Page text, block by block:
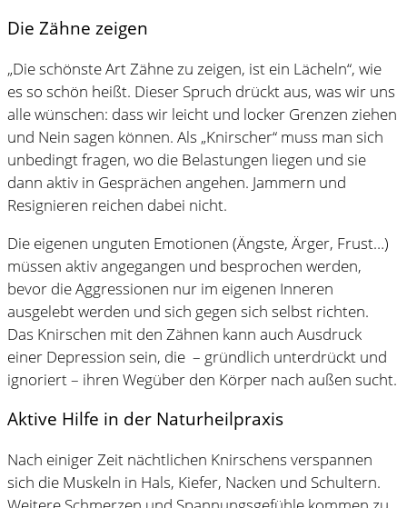
Die Zähne zeigen
„Die schönste Art Zähne zu zeigen, ist ein Lächeln“, wie
es so schön heißt. Dieser Spruch drückt aus, was wir uns
alle wünschen: dass wir leicht und locker Grenzen ziehen
und Nein sagen können. Als „Knirscher“ muss man sich
unbedingt fragen, wo die Belastungen liegen und sie
dann aktiv in Gesprächen angehen. Jammern und
Resignieren reichen dabei nicht.
Die eigenen unguten Emotionen (Ängste, Ärger, Frust…)
müssen aktiv angegangen und besprochen werden,
bevor die Aggressionen nur im eigenen Inneren
ausgelebt werden und sich gegen sich selbst richten.
Das Knirschen mit den Zähnen kann auch Ausdruck
einer Depression sein, die – gründlich unterdrückt und
ignoriert – ihren Wegüber den Körper nach außen sucht.
Aktive Hilfe in der Naturheilpraxis
Nach einiger Zeit nächtlichen Knirschens verspannen
sich die Muskeln in Hals, Kiefer, Nacken und Schultern.